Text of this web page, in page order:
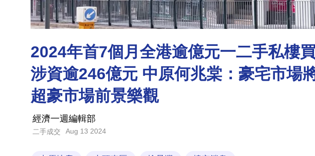
2024年首7個月全港逾億元一二手私樓
涉資逾246億元 中原何兆棠：豪宅市場
超豪市場前景樂觀
經濟一週編輯部
二手成交 Aug 13 2024